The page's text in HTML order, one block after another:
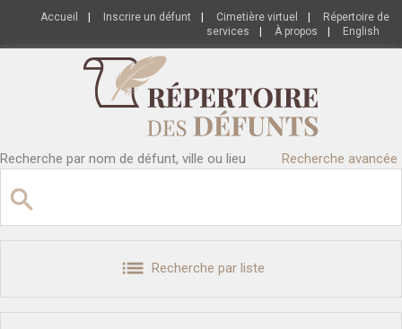
Accueil Inscrire un défunt Cimetière virtuel
Répertoire de
services
À propos English
Recherche par nom de défunt, ville ou lieu Recherche avancée
Recherche par liste